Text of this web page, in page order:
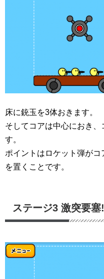
床に銃玉を3体おきます。
そしてコアは中心におき、
す。
ポイントはロケット弾が
を置くことです。
ステージ3 激突要